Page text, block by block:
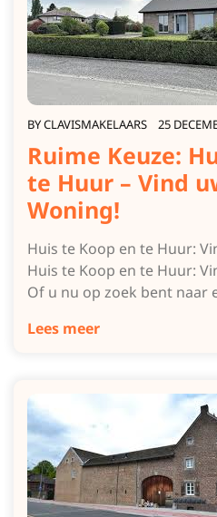
BYCLAVISMAKELAARS 25
Ruime Keuze:
te Huur – Vind
Woning!
Huis te Koop en te Huur:
Huis te Koop en te Huur:
Of u nu op zoek bent naar
Lees meer